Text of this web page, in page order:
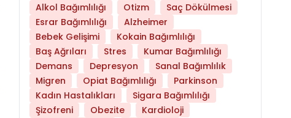
Alkol Bağımlılığı
Otizm
Saç Dökülmesi
Esrar Bağımlılığı
Alzheimer
Bebek Gelişimi
Kokain Bağımlılığı
Baş Ağrıları
Stres
Kumar Bağımlılığı
Demans
Depresyon
Sanal Bağımlılık
Migren
Opiat Bağımlılığı
Parkinson
Kadın Hastalıkları
Sigara Bağımlılığı
Şizofreni
Obezite
Kardioloji